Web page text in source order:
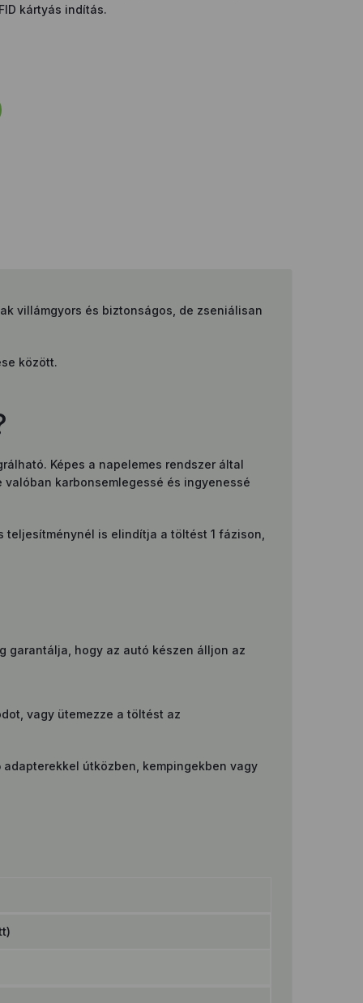
kártyás indítás.
villámgyors és biztonságos, de zseniálisan
között.
Képes a napelemes rendszer által
karbonsemlegessé és ingyenessé
teljesítménynél is elindítja a töltést 1 fázison,
garantálja, hogy az autó készen álljon az
vagy ütemezze a töltést az
útközben, kempingekben vagy